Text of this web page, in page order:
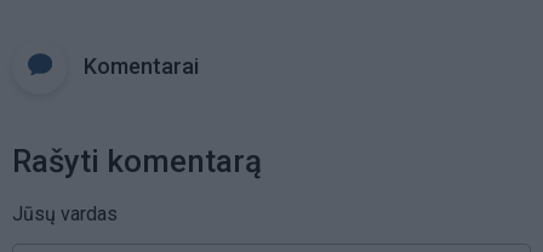
Komentarai
Rašyti komentarą
Jūsų vardas